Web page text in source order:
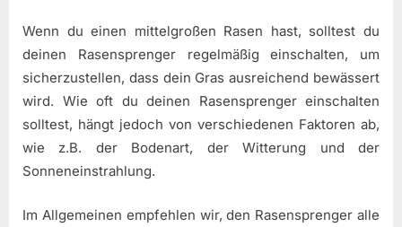
Wenn du einen mittelgroßen Rasen hast, solltest du
deinen Rasensprenger regelmäßig einschalten, um
sicherzustellen, dass dein Gras ausreichend bewässert
wird. Wie oft du deinen Rasensprenger einschalten
solltest, hängt jedoch von verschiedenen Faktoren ab,
wie z.B. der Bodenart, der Witterung und der
Sonneneinstrahlung.
Im Allgemeinen empfehlen wir, den Rasensprenger alle